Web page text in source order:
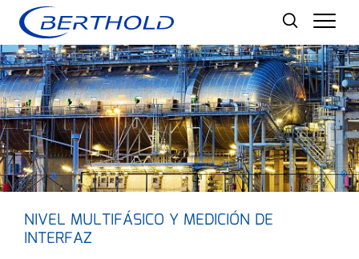
NIVEL MULTIFÁSICO Y MEDICIÓN DE
INTERFAZ